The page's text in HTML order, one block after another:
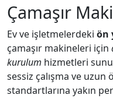
Çamaşır
Ev ve işletmelerdeki ön
çamaşır makineleri için
kurulum hizmetleri
sessiz çalışma ve uzun
standartlarına yakın